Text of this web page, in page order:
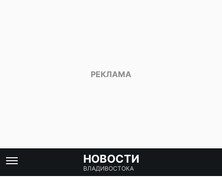
НОВОСТИ
ВЛАДИВОСТОКА